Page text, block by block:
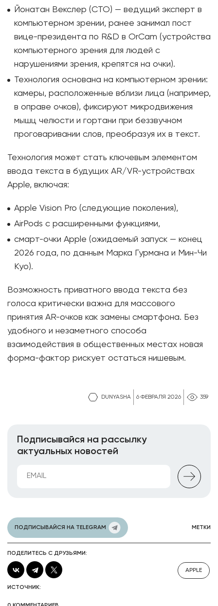
DUNYASHA 6 ФЕВРАЛЯ 2026 359
Йонатан Векслер (CTO) — ведущий эксперт в
компьютерном зрении, ранее занимал пост
вице-президента по R&D в OrCam (устройства
компьютерного зрения для людей с
нарушениями зрения, крепятся на очки).
Технология основана на компьютерном зрении:
камеры, расположенные вблизи лица (например,
в оправе очков), фиксируют микродвижения
мышц челюсти и гортани при беззвучном
проговаривании слов, преобразуя их в текст.
Технология может стать ключевым элементом
ввода текста в будущих AR/VR-устройствах
Apple, включая:
Apple Vision Pro (следующие поколения),
AirPods с расширенными функциями,
смарт-очки Apple (ожидаемый запуск — конец
2026 года, по данным Марка Гурмана и Мин-Чи
Куо).
Возможность приватного ввода текста без
голоса критически важна для массового
принятия AR-очков как замены смартфона. Без
удобного и незаметного способа
взаимодействия в общественных местах новая
форма-фактор рискует остаться нишевым.
Подписывайся на рассылку
актуальных новостей
ПОДПИСЫВАЙСЯ НА TELEGRAM МЕТКИ
ПОДЕЛИТЕСЬ С ДРУЗЬЯМИ:
APPLE
ИСТОЧНИК: